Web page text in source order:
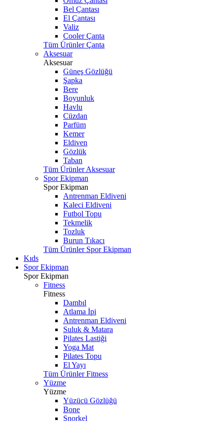
Bel Çantası
El Çantası
Valiz
Cooler Çanta
Tüm Ürünler Çanta
Aksesuar
Aksesuar
Güneş Gözlüğü
Şapka
Bere
Boyunluk
Havlu
Cüzdan
Parfüm
Kemer
Eldiven
Gözlük
Taban
Tüm Ürünler Aksesuar
Spor Ekipman
Spor Ekipman
Antrenman Eldiveni
Kaleci Eldiveni
Futbol Topu
Tekmelik
Tozluk
Burun Tıkacı
Tüm Ürünler Spor Ekipman
Kıds
Spor Ekipman
Spor Ekipman
Fitness
Fitness
Dambıl
Atlama İpi
Antrenman Eldiveni
Suluk & Matara
Pilates Lastiği
Yoga Mat
Pilates Topu
El Yayı
Tüm Ürünler Fitness
Yüzme
Yüzme
Yüzücü Gözlüğü
Bone
Şnorkel